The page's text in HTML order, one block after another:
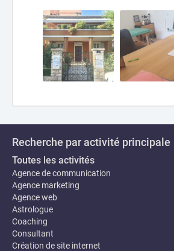
Recherche par activité principale
Toutes les activités
Agence de communication
Agence marketing
Agence web
Astrologue
Coaching
Consultant
Création de site internet